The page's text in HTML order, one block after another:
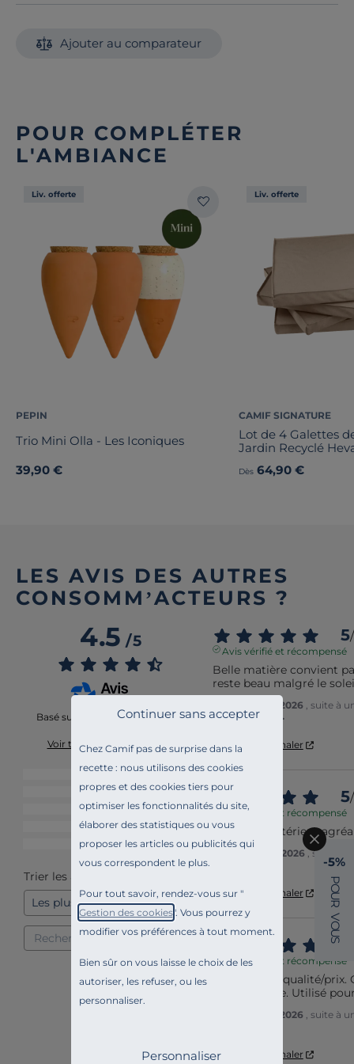
Chez Camif pas de surprise dans la
recette : nous utilisons des cookies
propres et des cookies tiers pour
optimiser les fonctionnalités du site,
élaborer des statistiques ou vous
proposer les articles ou publicités qui
vous correspondent le plus.
Pour tout savoir, rendez-vous sur "
Gestion des cookies". Vous pourrez y
modifier vos préférences à tout moment.
Bien sûr on vous laisse le choix de les
autoriser, les refuser, ou les
personnaliser.
Continuer sans accepter
Personnaliser
Découvrez toute notre sélection :
Ajouter au comparateur
POUR COMPLÉTER
L'AMBIANCE
Liv. offerte
PEPIN
Trio Mini Olla - Les Iconiques
39,90 €
Liv. offerte
CAMIF SIGNATURE
Lot de 4 Galettes
Jardin Recyclé
Dès 64,90 €
LES AVIS DES AUTRES
CONSOMM’ACTEURS ?
4.5/5
Basé sur
avis soumis à un
Voir tous les avis sur ce site
24
6
2
0
2
Trier les avis
5/
Avis vérifié et récompensé
Belle matière convient
reste beau malgré le
14/07/2026 , suite à
parNathalie A.
Utile Signaler
5/
Avis vérifié et récompensé
Coussin d extérieur
Avis du 22/06/2026 , suite à
Utile Signaler
Avis vérifié et récompensé
Bon rapport qualité/
photo du site. Utilisé
10/05/2026 , suite à
Signaler
-5%
P
O
U
R
V
O
U
S